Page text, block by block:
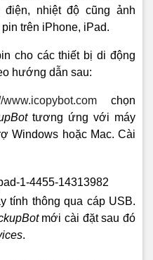
nhiệt độ cũng ảnh
trên iPhone, iPad.
cho các thiết bị di động
hướng dẫn sau:
www.icopybot.com chọn
tương ứng với máy
Windows hoặc Mac. Cài
tính thông qua cáp USB.
mới cài đặt sau đó
.